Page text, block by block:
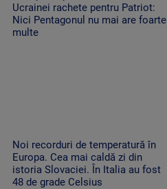
Ucrainei rachete pentru Patriot:
Nici Pentagonul nu mai are foarte
multe
Noi recorduri de temperatură în
Europa. Cea mai caldă zi din
istoria Slovaciei. În Italia au fost
48 de grade Celsius